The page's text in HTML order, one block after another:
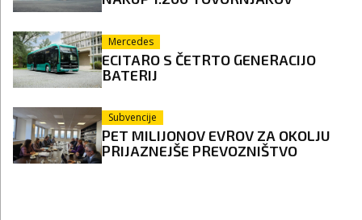
Mercedes
ECITARO S ČETRTO GENERACIJO
BATERIJ
Subvencije
PET MILIJONOV EVROV ZA OKOLJU
PRIJAZNEJŠE PREVOZNIŠTVO